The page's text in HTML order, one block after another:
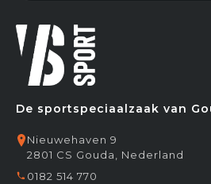
De sportspeciaalzaak van
Nieuwehaven 9
2801 CS Gouda, Nederland
0182 514 770